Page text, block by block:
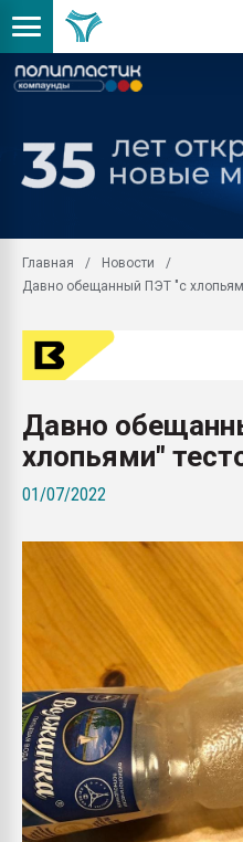
Главная
Новости
Давно обещанный ПЭТ "с
Давно
хлопьями"
01/07/2022